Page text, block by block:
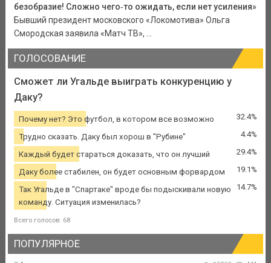
безобразие! Сложно чего‑то ожидать, если нет усиления»
Бывший президент московского «Локомотива» Ольга
Смородская заявила «Матч ТВ», ...
ГОЛОСОВАНИЕ
Сможет ли Угальде выиграть конкуренцию у
Даку?
Почему нет? Это футбол, в котором все возможно 32.4%
Трудно сказать. Даку был хорош в "Рубине" 4.4%
Каждый будет стараться доказать, что он лучший 29.4%
Даку более стабилен, он будет основным форвардом 19.1%
Так Угальде в "Спартаке" вроде бы подыскивали новую
команду. Ситуация изменилась?
14.7%
Всего голосов: 68
ПОПУЛЯРНОЕ